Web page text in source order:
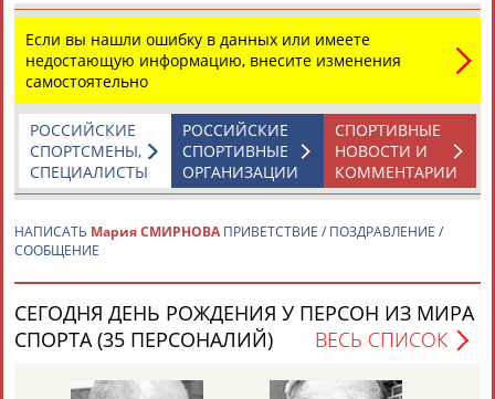
Каримжан
АБДРАХМАНОВ
Аделя
АБДРАХМАНОВА
Андрей
АБДУВАЛИЕВ
Герман
АБДУЛАЕВ
Если вы нашли ошибку в данных или имеете
недостающую информацию, внесите изменения
самостоятельно
СПОРТИВНЫЕ
НОВОСТИ И
КОММЕНТАРИИ
РОССИЙСКИЕ
СПОРТИВНЫЕ
ОРГАНИЗАЦИИ
РОССИЙСКИЕ
СПОРТСМЕНЫ,
СПЕЦИАЛИСТЫ
НАПИСАТЬ Мария СМИРНОВА ПРИВЕТСТВИЕ / ПОЗДРАВЛЕНИЕ /
СООБЩЕНИЕ
СЕГОДНЯ ДЕНЬ РОЖДЕНИЯ У ПЕРСОН ИЗ МИРА
СПОРТА (35 ПЕРСОНАЛИЙ)
ВЕСЬ СПИСОК